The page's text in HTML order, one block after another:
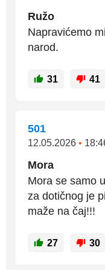
Ružo
Napravićemo
narod.
31 41
501
12.05.2026 •
Mora
Mora se samo
za dotičnog je
maže na čaj!!!
27 30